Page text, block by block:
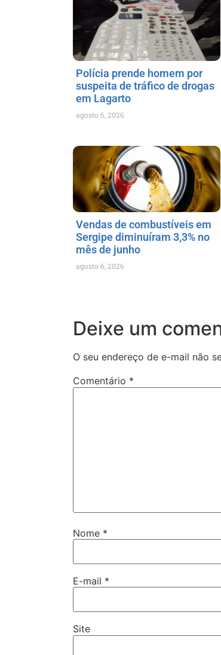
Polícia prende homem por
suspeita de tráfico de drogas
em Lagarto
agosto 6, 2026
Vendas de combustíveis em
Sergipe diminuíram 3,3% no
mês de junho
agosto 6, 2026
Deixe um
O seu endereço de e-mail não
Comentário *
Nome *
E-mail *
Site